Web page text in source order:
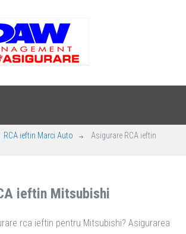
RCA ieftin Marci Auto
Asigurare RCA ieftin
ieftin Mitsubishi
rca ieftin pentru Mitsubishi? Asigurarea